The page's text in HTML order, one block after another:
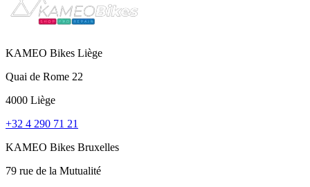
KAMEO Bikes Liège
Quai de Rome 22
4000 Liège
+32 4 290 71 21
KAMEO Bikes Bruxelles
79 rue de la Mutualité